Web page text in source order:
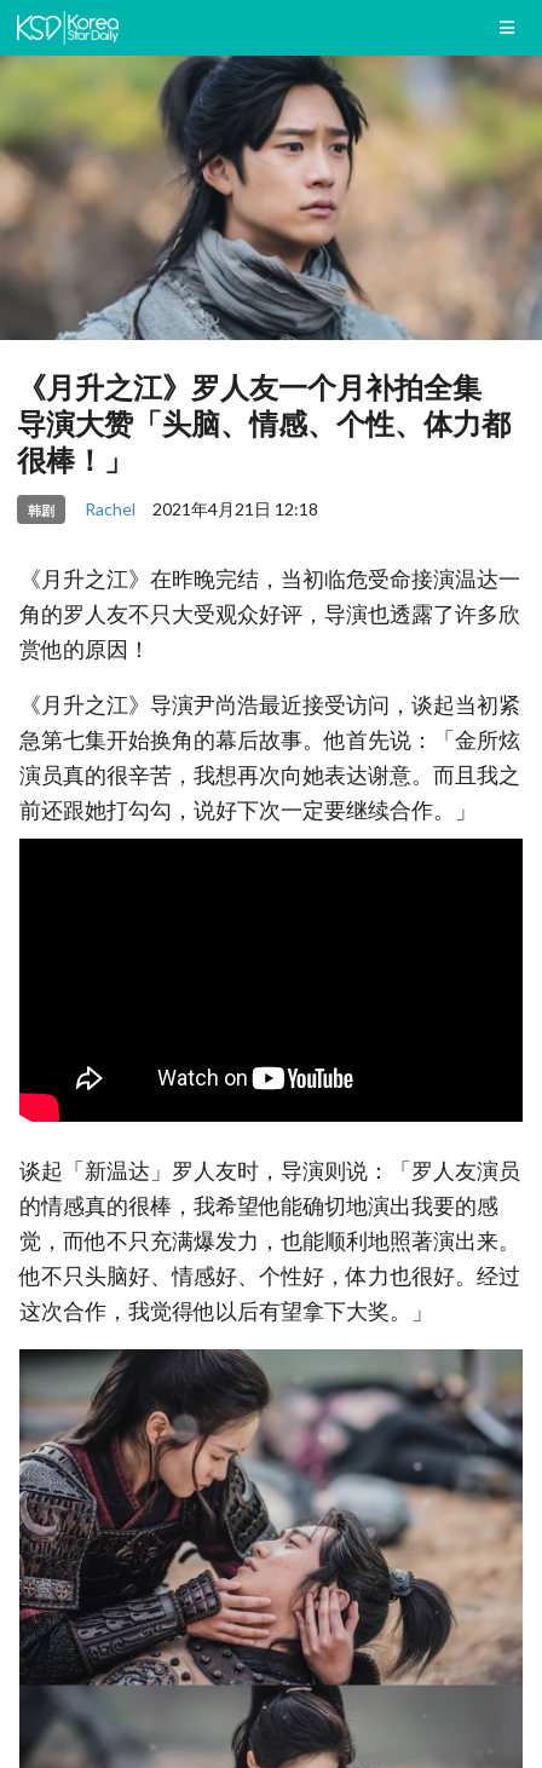
《月升之江》罗人友一个月补拍全集
导演大赞「头脑、情感、个性、体力都
很棒！」
韩剧 Rachel 2021年4月21日 12:18
《月升之江》在昨晚完结，当初临危受命接演温达一
角的罗人友不只大受观众好评，导演也透露了许多欣
赏他的原因！
《月升之江》导演尹尚浩最近接受访问，谈起当初紧
急第七集开始换角的幕后故事。他首先说：「金所炫
演员真的很辛苦，我想再次向她表达谢意。而且我之
前还跟她打勾勾，说好下次一定要继续合作。」
谈起「新温达」罗人友时，导演则说：「罗人友演员
的情感真的很棒，我希望他能确切地演出我要的感
觉，而他不只充满爆发力，也能顺利地照著演出来。
他不只头脑好、情感好、个性好，体力也很好。经过
这次合作，我觉得他以后有望拿下大奖。」